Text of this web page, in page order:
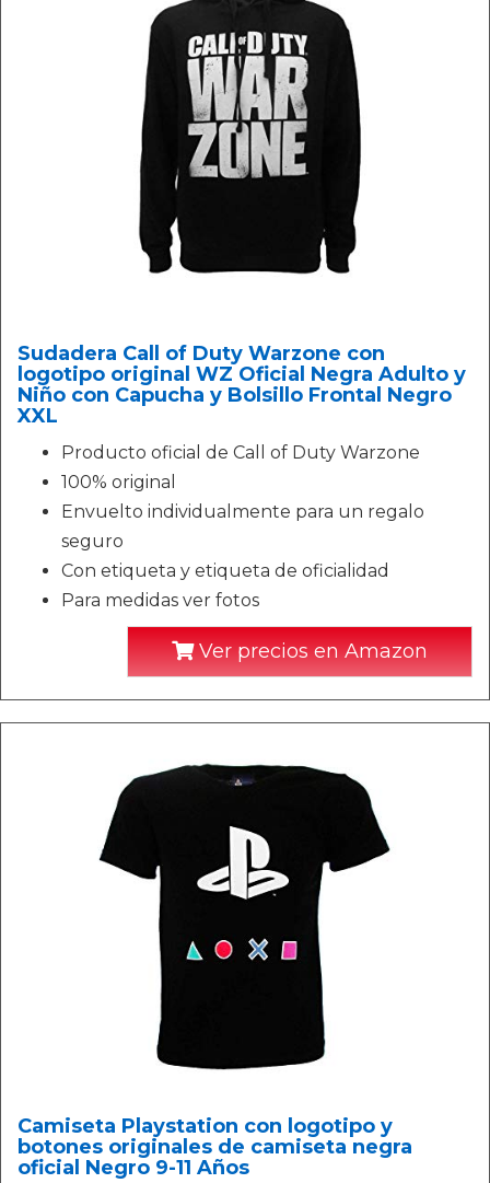
Sudadera Call of Duty Warzone con
logotipo original WZ Oficial Negra Adulto y
Niño con Capucha y Bolsillo Frontal Negro
XXL
Producto oficial de Call of Duty Warzone
100% original
Envuelto individualmente para un regalo
seguro
Con etiqueta y etiqueta de oficialidad
Para medidas ver fotos
Ver precios en Amazon
Camiseta Playstation con logotipo y
botones originales de camiseta negra
oficial Negro 9-11 Años